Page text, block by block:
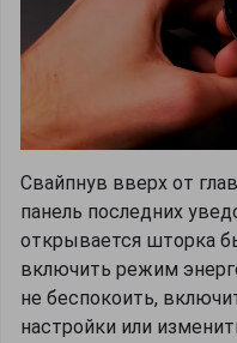
Свайпнув вверх от
панель последних
открывается шторка
включить режим
не беспокоить,
настройки или